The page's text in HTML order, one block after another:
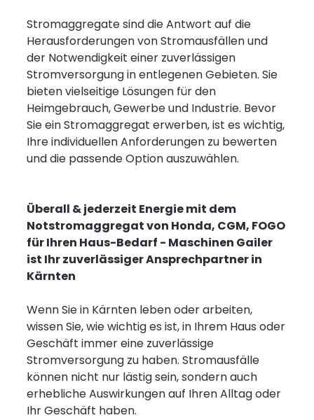
Stromaggregate sind die Antwort auf die
Herausforderungen von Stromausfällen und
der Notwendigkeit einer zuverlässigen
Stromversorgung in entlegenen Gebieten. Sie
bieten vielseitige Lösungen für den
Heimgebrauch, Gewerbe und Industrie. Bevor
Sie ein Stromaggregat erwerben, ist es wichtig,
Ihre individuellen Anforderungen zu bewerten
und die passende Option auszuwählen.
Überall & jederzeit Energie mit dem
Notstromaggregat von Honda, CGM, FOGO
für Ihren Haus-Bedarf - Maschinen Gailer
ist Ihr zuverlässiger Ansprechpartner in
Kärnten
Wenn Sie in Kärnten leben oder arbeiten,
wissen Sie, wie wichtig es ist, in Ihrem Haus oder
Geschäft immer eine zuverlässige
Stromversorgung zu haben. Stromausfälle
können nicht nur lästig sein, sondern auch
erhebliche Auswirkungen auf Ihren Alltag oder
Ihr Geschäft haben.